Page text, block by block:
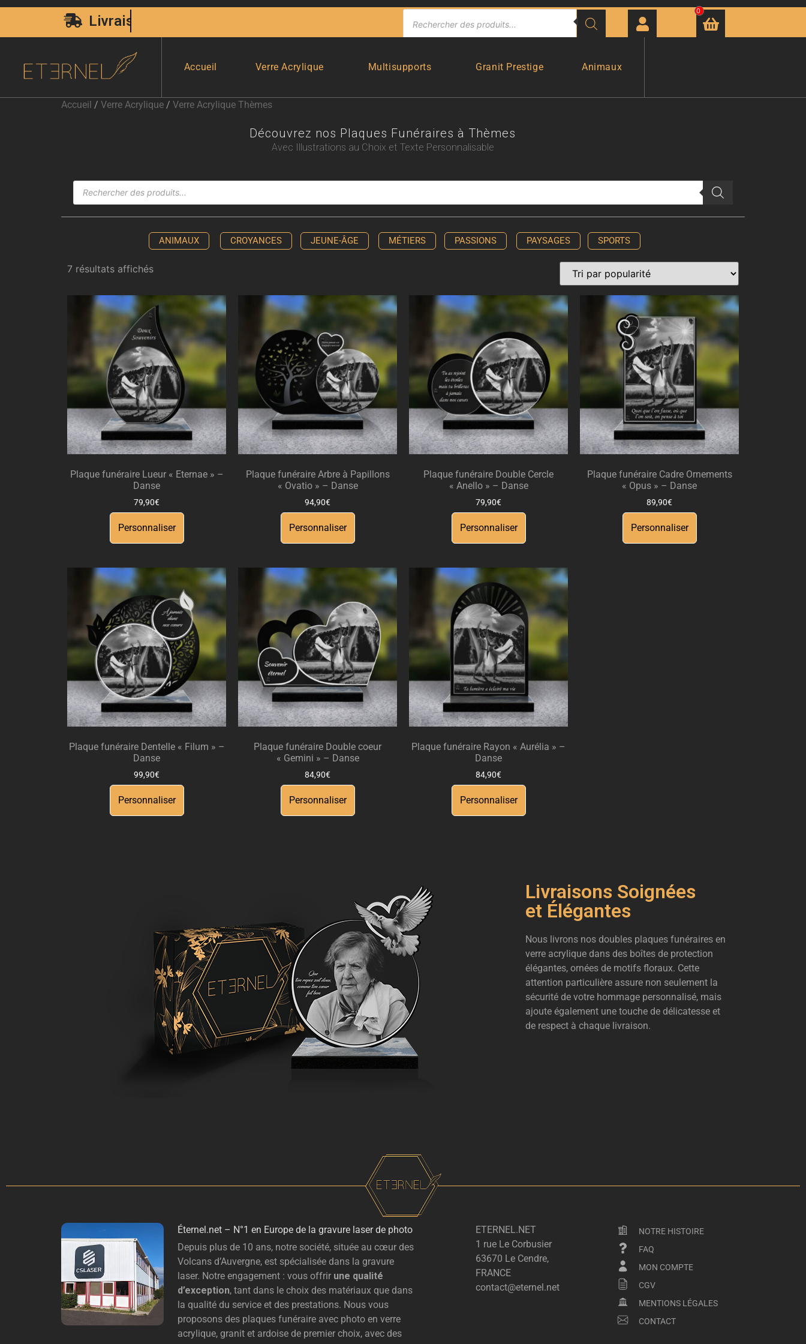
Livraison Express 24H00
0
Accueil Verre Acrylique Multisupports Granit Prestige Animaux
Accueil / Verre Acrylique / Verre Acrylique Thèmes
Découvrez nos Plaques Funéraires à Thèmes
Avec Illustrations au Choix et Texte Personnalisable
ANIMAUX CROYANCES JEUNE-ÂGE MÉTIERS PASSIONS PAYSAGES SPORTS
7 résultats affichés
Plaque funéraire Lueur « Eternae » –
Danse
79,90€
Personnaliser
Plaque funéraire Arbre à Papillons
« Ovatio » – Danse
94,90€
Personnaliser
Plaque funéraire Double Cercle
« Anello » – Danse
79,90€
Personnaliser
Plaque funéraire Cadre Ornements
« Opus » – Danse
89,90€
Personnaliser
Plaque funéraire Dentelle « Filum » –
Danse
99,90€
Personnaliser
Plaque funéraire Double coeur
« Gemini » – Danse
84,90€
Personnaliser
Plaque funéraire Rayon « Aurélia » –
Danse
84,90€
Personnaliser
Livraisons Soignées
et Élégantes
Nous livrons nos doubles plaques funéraires en
verre acrylique dans des boîtes de protection
élégantes, ornées de motifs floraux. Cette
attention particulière assure non seulement la
sécurité de votre hommage personnalisé, mais
ajoute également une touche de délicatesse et
de respect à chaque livraison.
Éternel.net – N°1 en Europe de la gravure laser de photo
Depuis plus de 10 ans, notre société, située au cœur des
Volcans d’Auvergne, est spécialisée dans la gravure
laser. Notre engagement : vous offrir une qualité
d’exception, tant dans le choix des matériaux que dans
la qualité du service et des prestations. Nous vous
proposons des plaques funéraire avec photo en verre
acrylique, granit et ardoise de premier choix, avec des
ETERNEL.NET
1 rue Le Corbusier
63670 Le Cendre,
FRANCE
contact@eternel.net
NOTRE HISTOIRE
FAQ
MON COMPTE
CGV
MENTIONS LÉGALES
CONTACT